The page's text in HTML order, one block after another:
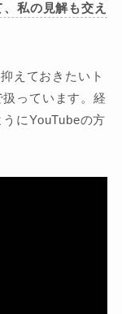
私の見解も交え
えておきたいト
っています。経
にYouTubeの方